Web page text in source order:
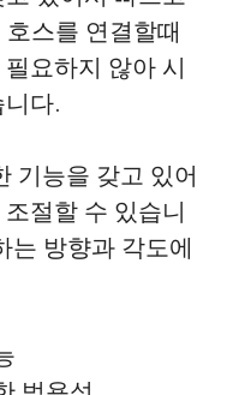
스를 연결할때
요하지 않아 시
다.
기능을 갖고 있어
절할 수 있습니
는 방향과 각도에